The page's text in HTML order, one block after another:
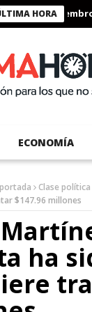
HORA
a miembros
ECONOMÍA
portada Clase política
$147.96 millones
ha